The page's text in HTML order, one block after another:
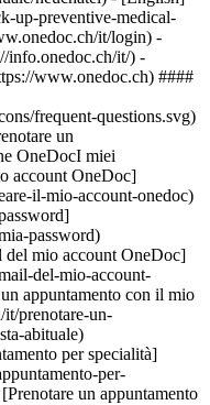
up-preventive-medical-
it/login) -
info.onedoc.ch/it/) -
www.onedoc.ch) ####
frequent-questions.svg)
un
OneDocI miei
account OneDoc]
il-mio-account-onedoc)
password)
mio account OneDoc]
del-mio-account-
appuntamento con il mio
it/prenotare-un-
abituale)
per specialità]
per-
un appuntamento